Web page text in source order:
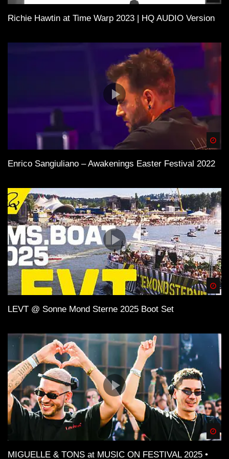
Richie Hawtin at Time Warp 2023 | HQ AUDIO Version
Enrico Sangiuliano – Awakenings Easter Festival 2022
LEVT @ Sonne Mond Sterne 2025 Boot Set
MIGUELLE & TONS at MUSIC ON FESTIVAL 2025 •